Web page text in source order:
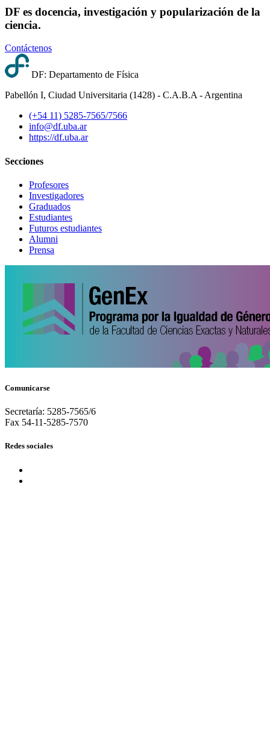
DF es docencia, investigación y popularización de la
ciencia.
Contáctenos
DF: Departamento de Física
Pabellón I, Ciudad Universitaria (1428) - C.A.B.A - Argentina
(+54 11) 5285-7565/7566
info@df.uba.ar
https://df.uba.ar
Secciones
Profesores
Investigadores
Graduados
Estudiantes
Futuros estudiantes
Alumni
Prensa
Comunicarse
Secretaría: 5285-7565/6
Fax 54-11-5285-7570
Redes sociales